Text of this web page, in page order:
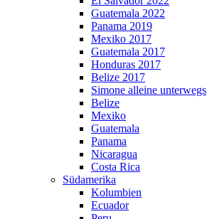
Guatemala 2022
Panama 2019
Mexiko 2017
Guatemala 2017
Honduras 2017
Belize 2017
Simone alleine unterwegs
Belize
Mexiko
Guatemala
Panama
Nicaragua
Costa Rica
Südamerika
Kolumbien
Ecuador